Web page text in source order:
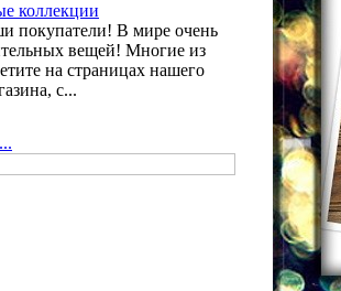
коллекции
покупатели! В мире очень
вещей! Многие из
на страницах нашего
с...